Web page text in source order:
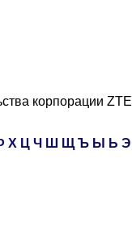
корпорации ZTE
Х Ц Ч Ш Щ Ъ Ы Ь Э